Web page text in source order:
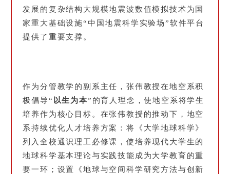
发展的复杂结构大规模地震波数值模拟技术为国
家重大基础设施“中国地震科学实验场”软件平台
提供了重要支撑。
作为分管教学的副系主任，张伟教授在地空系积
极倡导“ 以生为本”的育人理念，使地空系将学生
培养作为核心目标。在张伟教授的推动下，地空
系持续优化人才培养方案：将《大学地球科学》
列入全校通识理工必修课，使培养现代大学生的
地球科学基本理论与实践技能成为大学教育的重
要一环；设置《地球与空间科学研究方法与创新